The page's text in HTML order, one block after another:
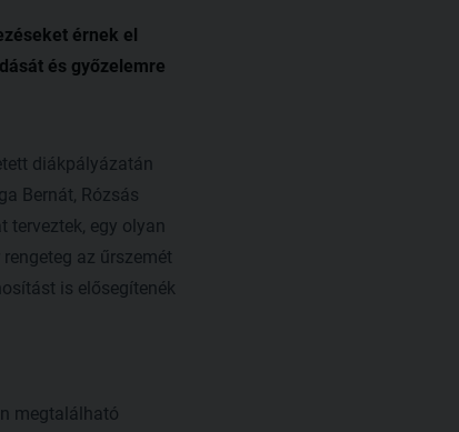
érnek el
és győzelemre
diákpályázatán
Bernát, Rózsás
egy olyan
az űrszemét
is elősegítenék
megtalálható